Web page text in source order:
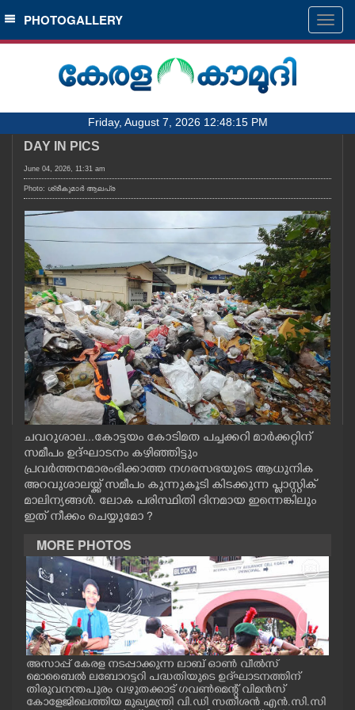
SECTIONS
HOME
NOTIFIED NEWS
KERALA
LOCAL
OBITUARY
NEWS 360
CASE DIARY
CINEMA
OPINION
PHOTOS
LIFESTYLE
SPIRITUAL
INFO+
ART
PHOTOGALLERY
Friday, August 7, 2026 12:48:15 PM
DAY IN PICS
June 04, 2026, 11:31 am
Photo: ശ്രീകുമാർ ആലപ്ര
ചവറുശാല...കോട്ടയം കോടിമത പച്ചക്കറി മാർക്കറ്റിന്
സമീപം ഉദ്ഘാടനം കഴിഞ്ഞിട്ടും
പ്രവർത്തനമാരംഭിക്കാത്ത നഗരസഭയുടെ ആധുനിക
അറവുശാലയ്ക്ക് സമീപം കുന്നുകൂടി കിടക്കുന്ന പ്ലാസ്റ്റിക്
മാലിന്യങ്ങൾ. ലോക പരിസ്ഥിതി ദിനമായ ഇന്നെങ്കിലും
ഇത് നീക്കം ചെയ്യുമോ ?
MORE PHOTOS
അസാപ്പ് കേരള നടപ്പാക്കുന്ന ലാബ് ഓൺ വീൽസ്
മൊബൈൽ ലബോറട്ടറി പദ്ധതിയുടെ ഉദ്‌ഘാടനത്തിന്
തിരുവനന്തപുരം വഴുതക്കാട് ഗവൺമെന്റ് വിമൻസ്
കോളേജിലെത്തിയ മുഖ്യമന്ത്രി വി.ഡി സതീശൻ എൻ.സി.സി